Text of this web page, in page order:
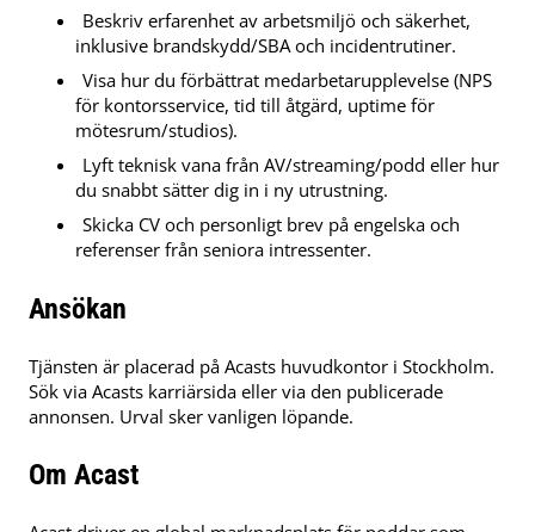
Beskriv erfarenhet av arbetsmiljö och säkerhet,
inklusive brandskydd/SBA och incidentrutiner.
Visa hur du förbättrat medarbetarupplevelse (NPS
för kontorsservice, tid till åtgärd, uptime för
mötesrum/studios).
Lyft teknisk vana från AV/streaming/podd eller hur
du snabbt sätter dig in i ny utrustning.
Skicka CV och personligt brev på engelska och
referenser från seniora intressenter.
Ansökan
Tjänsten är placerad på Acasts huvudkontor i Stockholm.
Sök via Acasts karriärsida eller via den publicerade
annonsen. Urval sker vanligen löpande.
Om Acast